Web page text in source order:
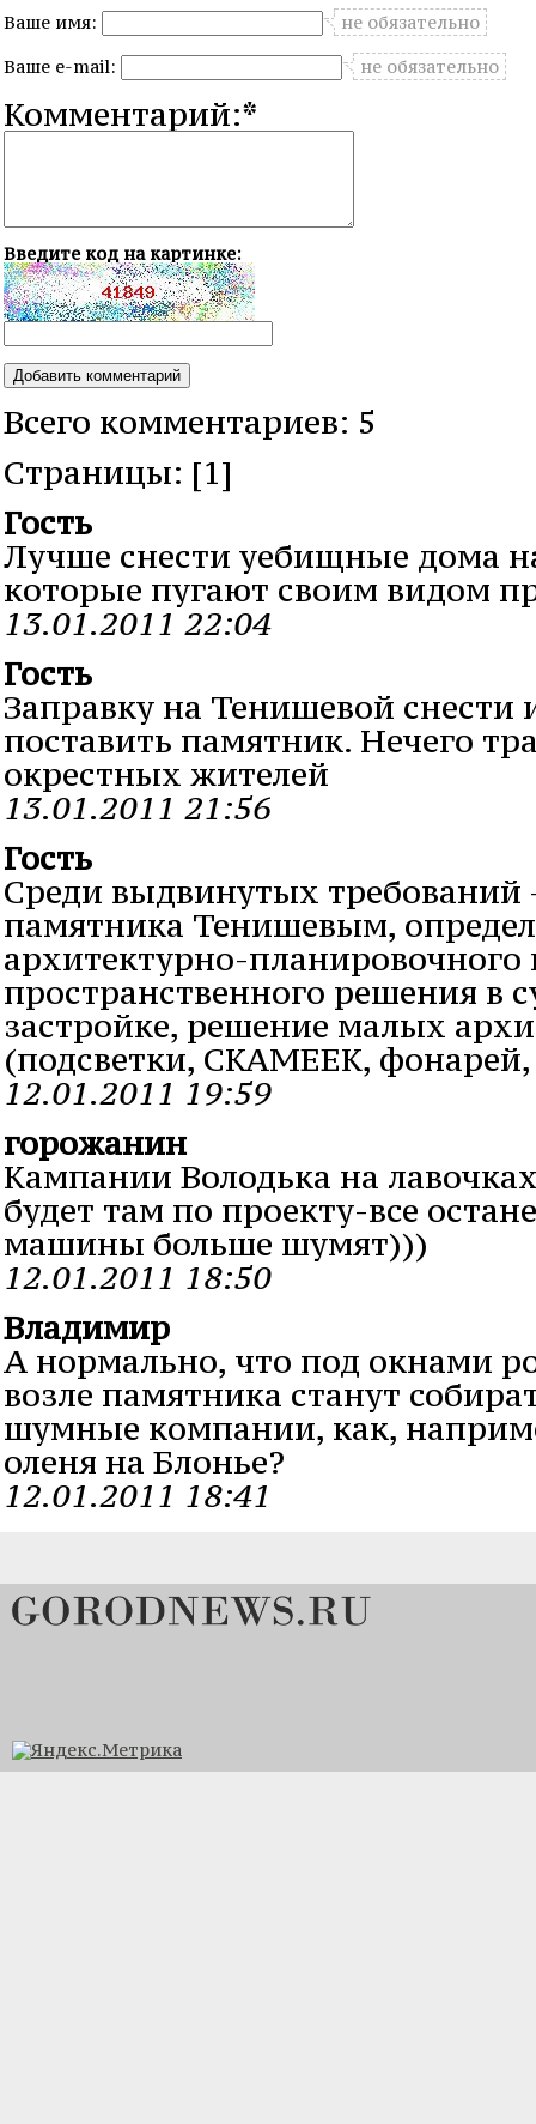
Ваше имя:
не обязательно
Ваше e-mail:
не обязательно
Комментарий:*
Введите код на картинке:
Всего комментариев: 5
Cтраницы: [1]
Гость
Лучше снести уебищные дома
которые пугают своим видом
13.01.2011 22:04
Гость
Заправку на Тенишевой снести
поставить памятник. Нечего
окрестных жителей
13.01.2011 21:56
Гость
Среди выдвинутых требований
памятника Тенишевым,
архитектурно-
пространственного решения в
застройке, решение малых
(подсветки, СКАМЕЕК,
12.01.2011 19:59
горожанин
Кампании Володька на
будет там по проекту-все
машины больше шумят)))
12.01.2011 18:50
Владимир
А нормально, что под окнами
возле памятника станут
шумные компании, как,
оленя на Блонье?
12.01.2011 18:41